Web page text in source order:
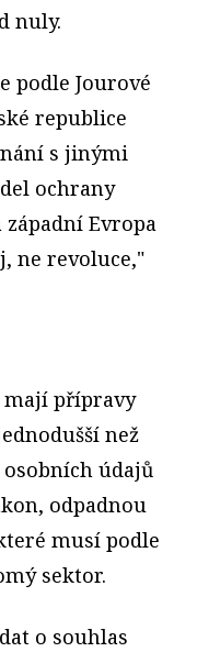
nuly.
podle Jourové
republice
s jinými
ochrany
Evropa
ne revoluce,"
mají přípravy
než
údajů
odpadnou
musí podle
sektor.
o souhlas